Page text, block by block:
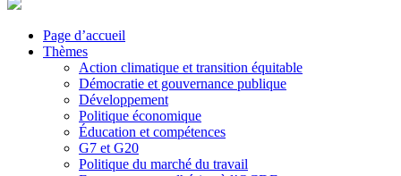
Page d’accueil
Thèmes
Action climatique et transition équitable
Démocratie et gouvernance publique
Développement
Politique économique
Éducation et compétences
G7 et G20
Politique du marché du travail